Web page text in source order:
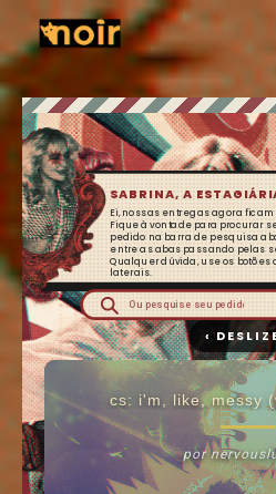
SABRINA, A
Ei, nossas entregas agora
Fique à vontade para procurar
pedido na barra de pesquisa
entre as abas passando pelas
Qualquer dúvida, use os botões
laterais.
cs: i'm, like, messy
por